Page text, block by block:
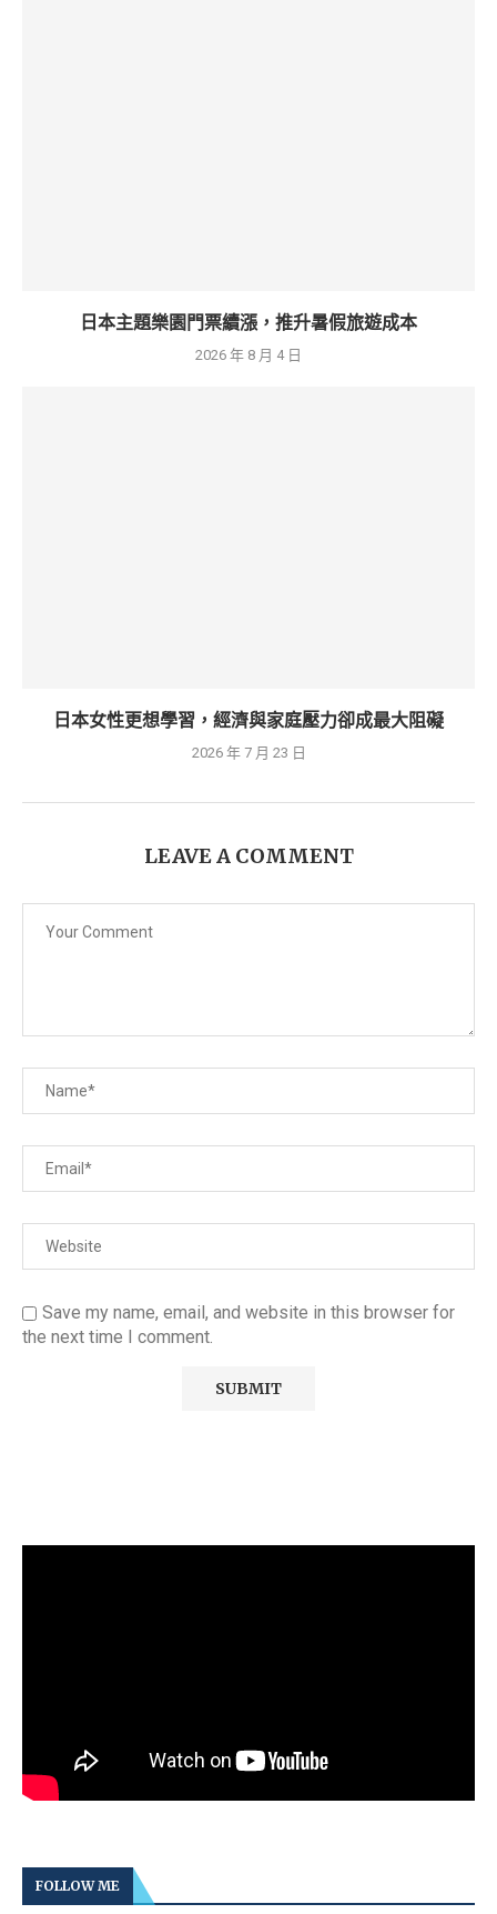
日本主題樂園門票續漲，推升暑假旅遊成本
2026 年 8 月 4 日
日本女性更想學習，經濟與家庭壓力卻成最大阻礙
2026 年 7 月 23 日
LEAVE A COMMENT
Save my name, email, and website in this browser for
the next time I comment.
FOLLOW ME